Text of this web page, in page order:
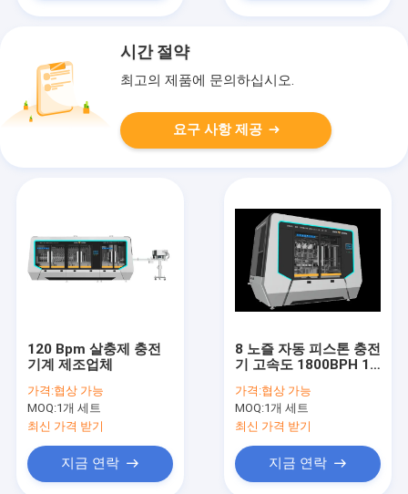
시간 절약
최고의 제품에 문의하십시오.
요구 사항 제공
120 Bpm 살충제 충전
기계 제조업체
가격:협상 가능
MOQ:1개 세트
최신 가격 받기
지금 연락
8 노즐 자동 피스톤 충전
기 고속도 1800BPH 1-
가격:협상 가능
MOQ:1개 세트
최신 가격 받기
지금 연락